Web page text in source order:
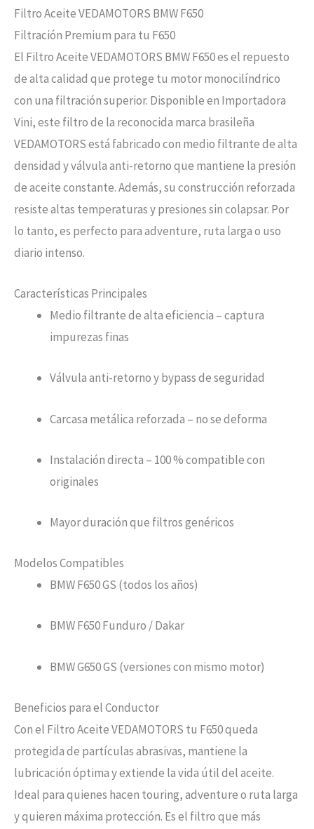
Filtro Aceite VEDAMOTORS BMW F650
Filtración Premium para tu F650
El Filtro Aceite VEDAMOTORS BMW F650 es el repuesto
de alta calidad que protege tu motor monocilíndrico
con una filtración superior. Disponible en Importadora
Vini, este filtro de la reconocida marca brasileña
VEDAMOTORS está fabricado con medio filtrante de alta
densidad y válvula anti-retorno que mantiene la presión
de aceite constante. Además, su construcción reforzada
resiste altas temperaturas y presiones sin colapsar. Por
lo tanto, es perfecto para adventure, ruta larga o uso
diario intenso.
Características Principales
Medio filtrante de alta eficiencia – captura
impurezas finas
Válvula anti-retorno y bypass de seguridad
Carcasa metálica reforzada – no se deforma
Instalación directa – 100 % compatible con
originales
Mayor duración que filtros genéricos
Modelos Compatibles
BMW F650 GS (todos los años)
BMW F650 Funduro / Dakar
BMW G650 GS (versiones con mismo motor)
Beneficios para el Conductor
Con el Filtro Aceite VEDAMOTORS tu F650 queda
protegida de partículas abrasivas, mantiene la
lubricación óptima y extiende la vida útil del aceite.
Ideal para quienes hacen touring, adventure o ruta larga
y quieren máxima protección. Es el filtro que más